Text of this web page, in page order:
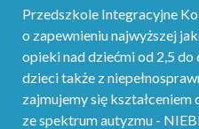
Przedszkole Integracyjne
o zapewnieniu najwyższej
opieki nad dziećmi od 2,5
dzieci także z
zajmujemy się kształceniem
ze spektrum autyzmu -